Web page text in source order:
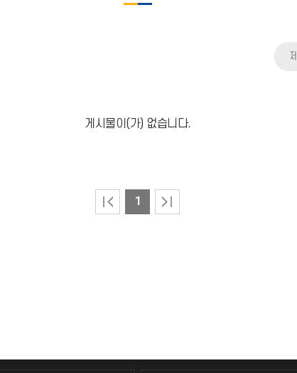
게시물이(가) 없습니다.
1